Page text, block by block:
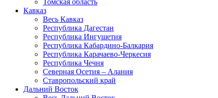
Томская область
Кавказ
Весь Кавказ
Республика Дагестан
Республика Ингушетия
Республика Кабардино-Балкария
Республика Карачаево-Черкесия
Республика Чечня
Северная Осетия – Алания
Ставропольский край
Дальний Восток